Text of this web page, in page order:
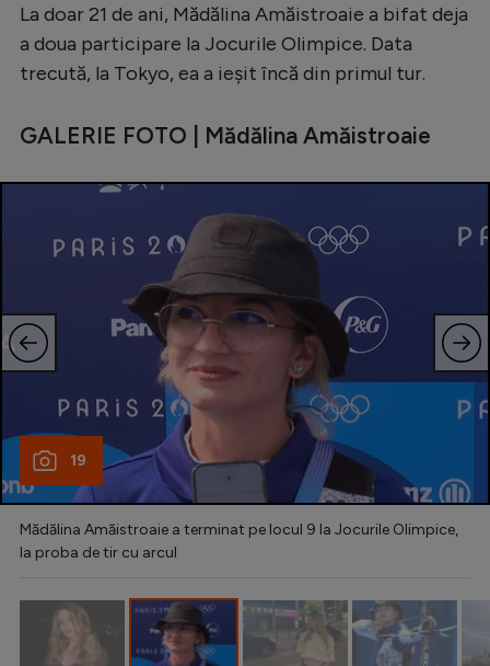
Campionate
Starurile fotbalului
Stranieri
Clasamente
Tenis
Handbal
Natație
Formula 1
Gimnastică
Rugby
Ciclism
Alte sporturi
La doar 21 de ani, Mădălina Amăistroaie a bifat deja
a doua participare la Jocurile Olimpice. Data
trecută, la Tokyo, ea a ieșit încă din primul tur.
GALERIE FOTO | Mădălina Amăistroaie
19
Mădălina Amăistroaie a terminat pe locul 9 la Jocurile Olimpice,
la proba de tir cu arcul